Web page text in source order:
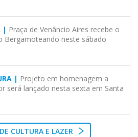
| Praça de Venâncio Aires recebe o
Bergamoteando neste sábado
| Projeto em homenagem a
será lançado nesta sexta em Santa
CULTURA E LAZER